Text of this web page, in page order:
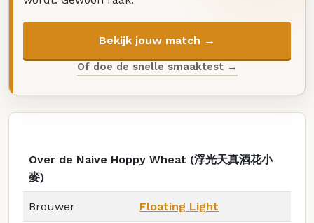
Bekijk jouw match →
Of doe de snelle smaaktest →
Over de Naive Hoppy Wheat (浮光天真酒花小
麥)
Brouwer Floating Light